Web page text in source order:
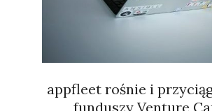
appfleet rośnie i
funduszy Venture